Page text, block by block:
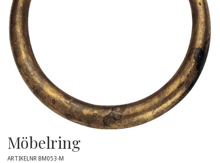
Möbelring
ARTIKELNR BM053-M